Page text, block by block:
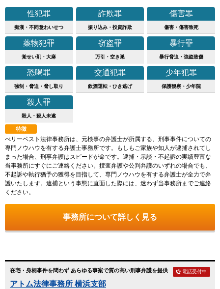
性犯罪
痴漢・不同意わいせつ
詐欺罪
振り込み・投資詐欺
傷害罪
傷害・傷害致死
薬物犯罪
覚せい剤・大麻
窃盗罪
万引・空き巣
暴行罪
暴行脅迫・強盗致傷
恐喝罪
強制・脅迫・脅し取り
交通犯罪
飲酒運転・ひき逃げ
少年犯罪
保護観察・少年院
殺人罪
殺人・殺人未遂
特徴
べリーベスト法律事務所は、元検事の弁護士が所属する、刑事事件についての
専門ノウハウを有する弁護士事務所です。もしもご家族や知人が逮捕されてし
まった場合、刑事弁護はスピードが命です。逮捕・示談・不起訴の実績豊富な
当事務所にすぐにご連絡ください。捜査弁護や公判弁護のいずれの場合でも、
不起訴や執行猶予の獲得を目指して、専門ノウハウを有する弁護士が全力で弁
護いたします。逮捕という事態に直面した際には、迷わず当事務所までご連絡
ください。
事務所について詳しく見る
在宅・身柄事件を問わず あらゆる事案で質の高い刑事弁護を提供
アトム法律事務所 横浜支部
電話受付中